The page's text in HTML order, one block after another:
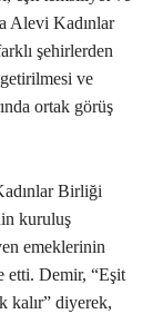
Alevi Kadınlar
şehirlerden
ve
ortak görüş
Birliği
kuruluş
emeklerinin
etti. Demir, “Eşit
kalır” diyerek,